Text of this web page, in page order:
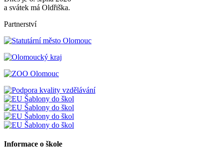
a svátek má Oldřiška.
Partnerství
Informace o škole